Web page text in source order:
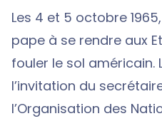
Les 4 et 5 octobre
pape à se rendre aux
fouler le sol américain.
l’invitation du
l’Organisation des